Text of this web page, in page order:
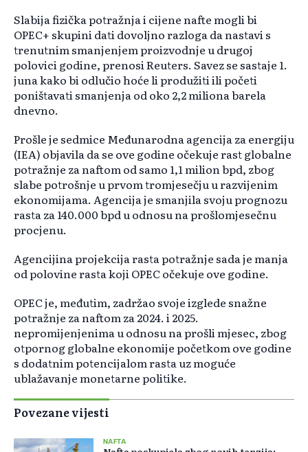
Slabija fizička potražnja i cijene nafte mogli bi
OPEC+ skupini dati dovoljno razloga da nastavi s
trenutnim smanjenjem proizvodnje u drugoj
polovici godine, prenosi Reuters. Savez se sastaje 1.
juna kako bi odlučio hoće li produžiti ili početi
poništavati smanjenja od oko 2,2 miliona barela
dnevno.
Prošle je sedmice Međunarodna agencija za energiju
(IEA) objavila da se ove godine očekuje rast globalne
potražnje za naftom od samo 1,1 milion bpd, zbog
slabe potrošnje u prvom tromjesečju u razvijenim
ekonomijama. Agencija je smanjila svoju prognozu
rasta za 140.000 bpd u odnosu na prošlomjesečnu
procjenu.
Agencijina projekcija rasta potražnje sada je manja
od polovine rasta koji OPEC očekuje ove godine.
OPEC je, međutim, zadržao svoje izglede snažne
potražnje za naftom za 2024. i 2025.
nepromijenjenima u odnosu na prošli mjesec, zbog
otpornog globalne ekonomije početkom ove godine
s dodatnim potencijalom rasta uz moguće
ublažavanje monetarne politike.
Povezane vijesti
NAFTA